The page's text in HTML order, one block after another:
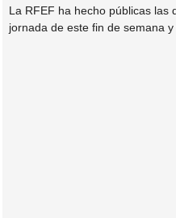
La RFEF ha hecho públicas las
jornada de este fin de semana